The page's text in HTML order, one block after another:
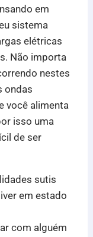
em
sistema
elétricas
Não importa
nestes
ondas
você alimenta
isso uma
de ser
sutis
em estado
com alguém